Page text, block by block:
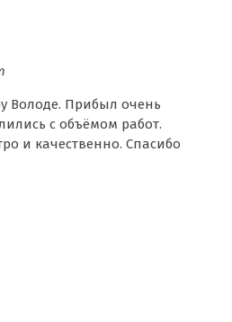
Володе. Прибыл очень
с объёмом работ.
и качественно. Спасибо